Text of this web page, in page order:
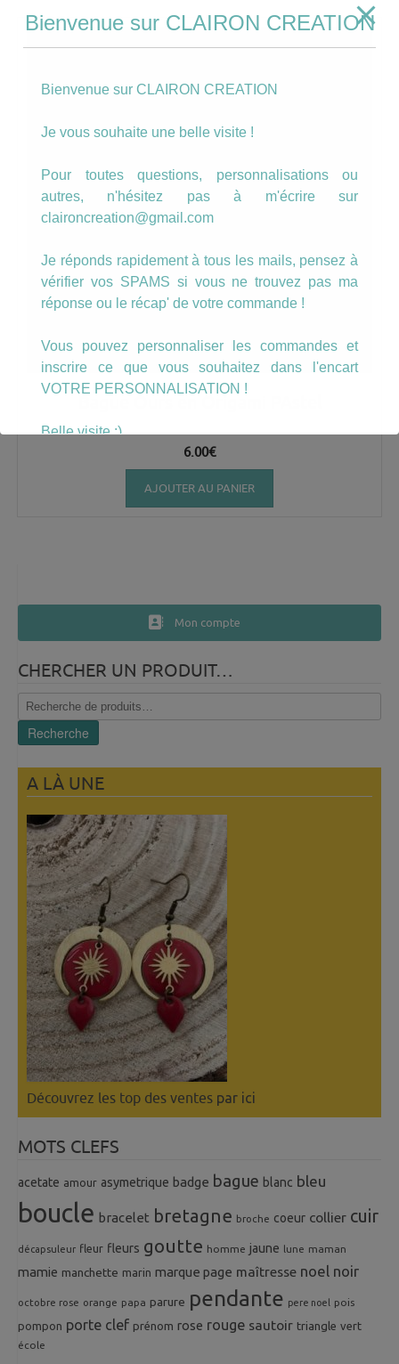
6.00€
AJOUTER AU PANIER
Mon compte
CHERCHER UN PRODUIT…
Recherche
pour :
Recherche
A LÀ UNE
Découvrez les top des ventes par ici
MOTS CLEFS
acetate amour asymetrique badge bague blanc bleu
boucle bracelet bretagne broche coeur collier cuir
décapsuleur fleur fleurs goutte homme jaune lune maman
mamie manchette marin marque page maîtresse noel noir
octobre rose orange papa parure pendante pere noel pois
pompon porte clef prénom rose rouge sautoir triangle vert
école
Bienvenue sur CLAIRON CREATION
Bienvenue sur CLAIRON CREATION
Je vous souhaite une belle visite !
Pour toutes questions, personnalisations ou
autres, n'hésitez pas à m'écrire sur
claironcreation@gmail.com
Je réponds rapidement à tous les mails, pensez à
vérifier vos SPAMS si vous ne trouvez pas ma
réponse ou le récap' de votre commande !
Vous pouvez personnaliser les commandes et
inscrire ce que vous souhaitez dans l'encart
VOTRE PERSONNALISATION !
Belle visite :)